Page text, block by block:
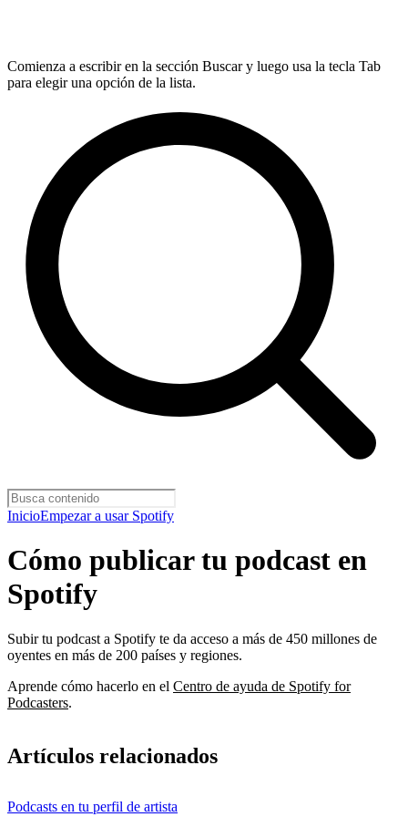
Comienza a escribir en la sección Buscar y luego usa la tecla Tab
para elegir una opción de la lista.
InicioEmpezar a usar Spotify
Cómo publicar tu podcast en
Spotify
Subir tu podcast a Spotify te da acceso a más de 450 millones de
oyentes en más de 200 países y regiones.
Aprende cómo hacerlo en el Centro de ayuda de Spotify for
Podcasters.
Artículos relacionados
Podcasts en tu perfil de artista